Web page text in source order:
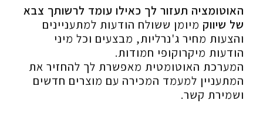
האוטומציה תעזור לך כאילו עומד לרשותך צבא
של שיווק מיומן ששולח הודעות למתעניינים
והצעות מחיר ג'נרליות, מבצעים וכל מיני
הודעות מיקרוקופי חמודות.
המערכת האוטומטית מאפשרת לך להחזיר את
המתעניין למעמד המכירה עם מוצרים חדשים
ושמירת קשר.